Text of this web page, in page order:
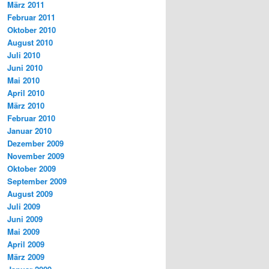
März 2011
Februar 2011
Oktober 2010
August 2010
Juli 2010
Juni 2010
Mai 2010
April 2010
März 2010
Februar 2010
Januar 2010
Dezember 2009
November 2009
Oktober 2009
September 2009
August 2009
Juli 2009
Juni 2009
Mai 2009
April 2009
März 2009